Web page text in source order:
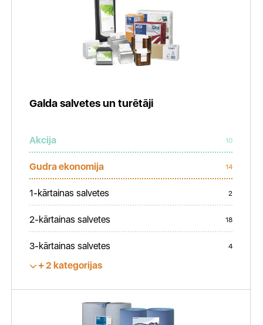
Galda salvetes un turētāji
Akcija 10
Gudra ekonomija 14
1-kārtainas salvetes 2
2-kārtainas salvetes 18
3-kārtainas salvetes 4
2 kategorijas